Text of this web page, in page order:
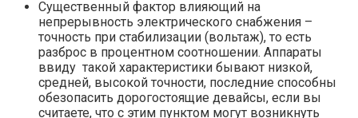
Существенный фактор влияющий на
непрерывность электрического снабжения –
точность при стабилизации (вольтаж), то есть
разброс в процентном соотношении. Аппараты
ввиду такой характеристики бывают низкой,
средней, высокой точности, последние способны
обезопасить дорогостоящие девайсы, если вы
считаете, что с этим пунктом могут возникнуть